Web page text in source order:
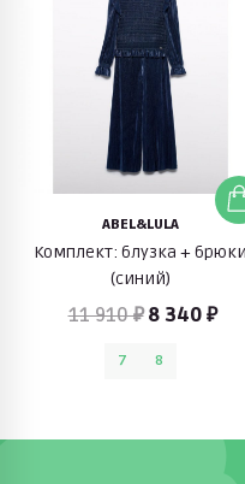
ABEL&LULA
Комплект: блузка + брюки
(синий)
11 910 ₽ 8 340 ₽
7 8